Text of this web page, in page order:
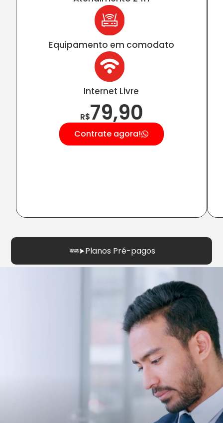
Planos Pré-pagos
Equipamento em comodato
Internet Livre
R$79,90
Contrate agora!